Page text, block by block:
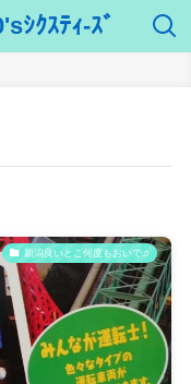
ｼｸｽﾃｨ-ｽﾞ
新潟良いとこ何度もおいで♫